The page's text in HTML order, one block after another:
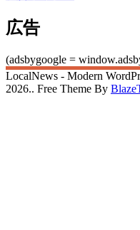
広告
(adsbygoogle =
LocalNews - Modern
2026.. Free Theme By